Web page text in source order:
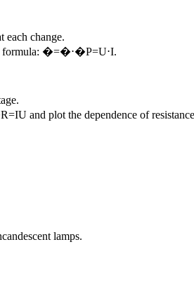
each change.
�=�⋅�P=U⋅I.
R=IU and plot the dependence of
lamps.